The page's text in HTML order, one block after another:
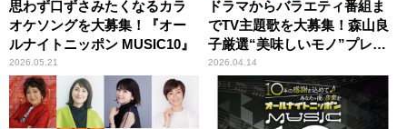
思わず口ずさみたくなるカラ
オケソングを大募集！『オー
ルナイトニッポン MUSIC10』
2026.05.21
ドラマからバラエティ番組ま
でTV主題歌を大募集！森山良
子厳選“美味しいモノ”プレゼ
ントも！『オールナイトニッ
ポン MUSIC10』
2026.04.14